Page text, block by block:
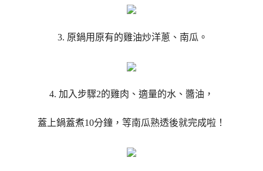
3. 原鍋用原有的雞油炒洋蔥、南瓜。
4. 加入步驟2的雞肉、適量的水、醬油，
蓋上鍋蓋煮10分鐘，等南瓜熟透後就完成啦！